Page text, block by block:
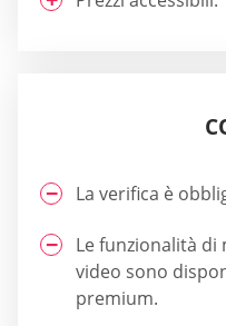
La verifica è
Le funzionalità di
video sono
premium.